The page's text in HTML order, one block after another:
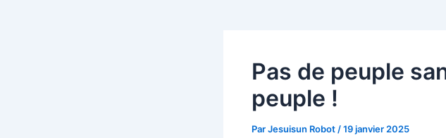
Pas de peuple
peuple !
ParJesuisun Robot /19 janvier 2025